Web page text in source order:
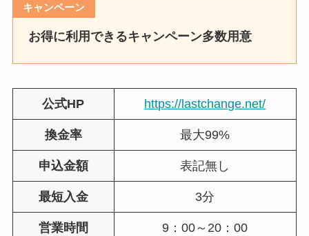
キャンペーン
お得に利用できるキャンペーン多数用意
公式HP https://lastchange.net/
換金率 最大99%
申込金額 表記無し
最短入金 3分
営業時間 9：00～20：00